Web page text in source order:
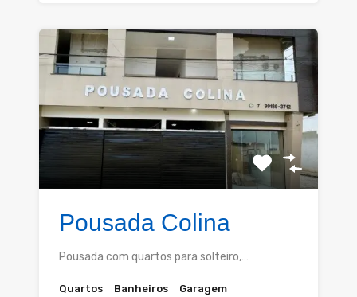
Pousada Colina
Pousada com quartos para solteiro,…
Quartos Banheiros Garagem